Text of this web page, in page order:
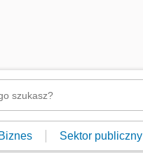
Biznes Sektor publiczny